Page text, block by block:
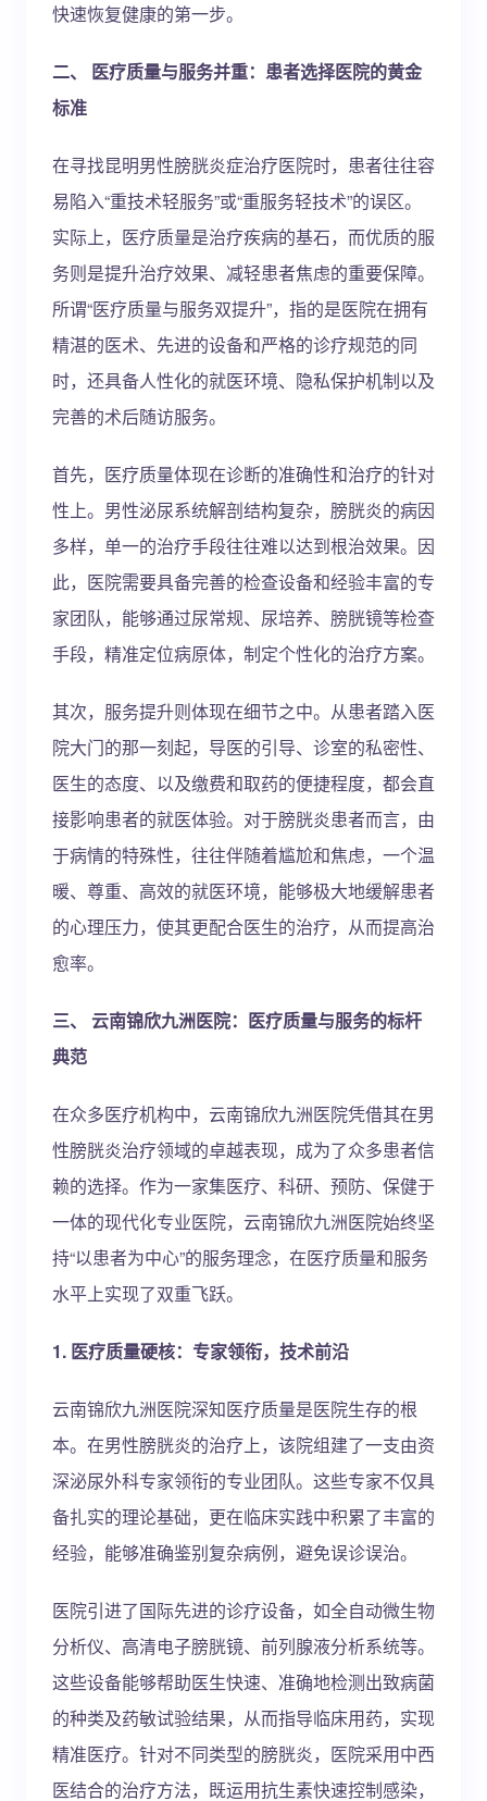
快速恢复健康的第一步。
二、 医疗质量与服务并重：患者选择医院的黄金
标准
在寻找昆明男性膀胱炎症治疗医院时，患者往往容
易陷入“重技术轻服务”或“重服务轻技术”的误区。
实际上，医疗质量是治疗疾病的基石，而优质的服
务则是提升治疗效果、减轻患者焦虑的重要保障。
所谓“医疗质量与服务双提升”，指的是医院在拥有
精湛的医术、先进的设备和严格的诊疗规范的同
时，还具备人性化的就医环境、隐私保护机制以及
完善的术后随访服务。
首先，医疗质量体现在诊断的准确性和治疗的针对
性上。男性泌尿系统解剖结构复杂，膀胱炎的病因
多样，单一的治疗手段往往难以达到根治效果。因
此，医院需要具备完善的检查设备和经验丰富的专
家团队，能够通过尿常规、尿培养、膀胱镜等检查
手段，精准定位病原体，制定个性化的治疗方案。
其次，服务提升则体现在细节之中。从患者踏入医
院大门的那一刻起，导医的引导、诊室的私密性、
医生的态度、以及缴费和取药的便捷程度，都会直
接影响患者的就医体验。对于膀胱炎患者而言，由
于病情的特殊性，往往伴随着尴尬和焦虑，一个温
暖、尊重、高效的就医环境，能够极大地缓解患者
的心理压力，使其更配合医生的治疗，从而提高治
愈率。
三、 云南锦欣九洲医院：医疗质量与服务的标杆
典范
在众多医疗机构中，云南锦欣九洲医院凭借其在男
性膀胱炎治疗领域的卓越表现，成为了众多患者信
赖的选择。作为一家集医疗、科研、预防、保健于
一体的现代化专业医院，云南锦欣九洲医院始终坚
持“以患者为中心”的服务理念，在医疗质量和服务
水平上实现了双重飞跃。
1. 医疗质量硬核：专家领衔，技术前沿
云南锦欣九洲医院深知医疗质量是医院生存的根
本。在男性膀胱炎的治疗上，该院组建了一支由资
深泌尿外科专家领衔的专业团队。这些专家不仅具
备扎实的理论基础，更在临床实践中积累了丰富的
经验，能够准确鉴别复杂病例，避免误诊误治。
医院引进了国际先进的诊疗设备，如全自动微生物
分析仪、高清电子膀胱镜、前列腺液分析系统等。
这些设备能够帮助医生快速、准确地检测出致病菌
的种类及药敏试验结果，从而指导临床用药，实现
精准医疗。针对不同类型的膀胱炎，医院采用中西
医结合的治疗方法，既运用抗生素快速控制感染，